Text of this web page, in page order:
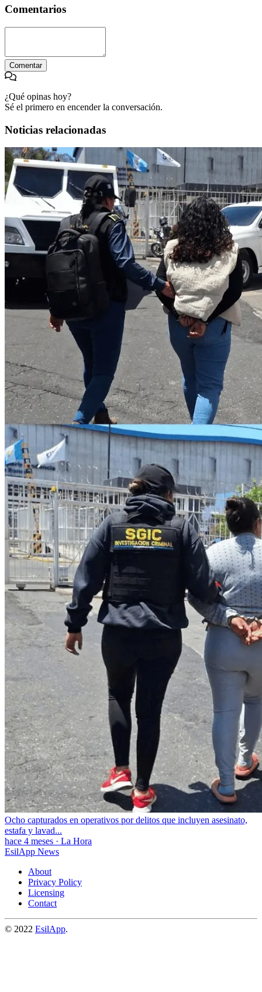
Comentarios
Comentar
¿Qué opinas hoy?
Sé el primero en encender la conversación.
Noticias relacionadas
Ocho capturados en operativos por delitos que incluyen asesinato,
estafa y lavad...
hace 4 meses · La Hora
EsilApp News
About
Privacy Policy
Licensing
Contact
© 2022 EsilApp.